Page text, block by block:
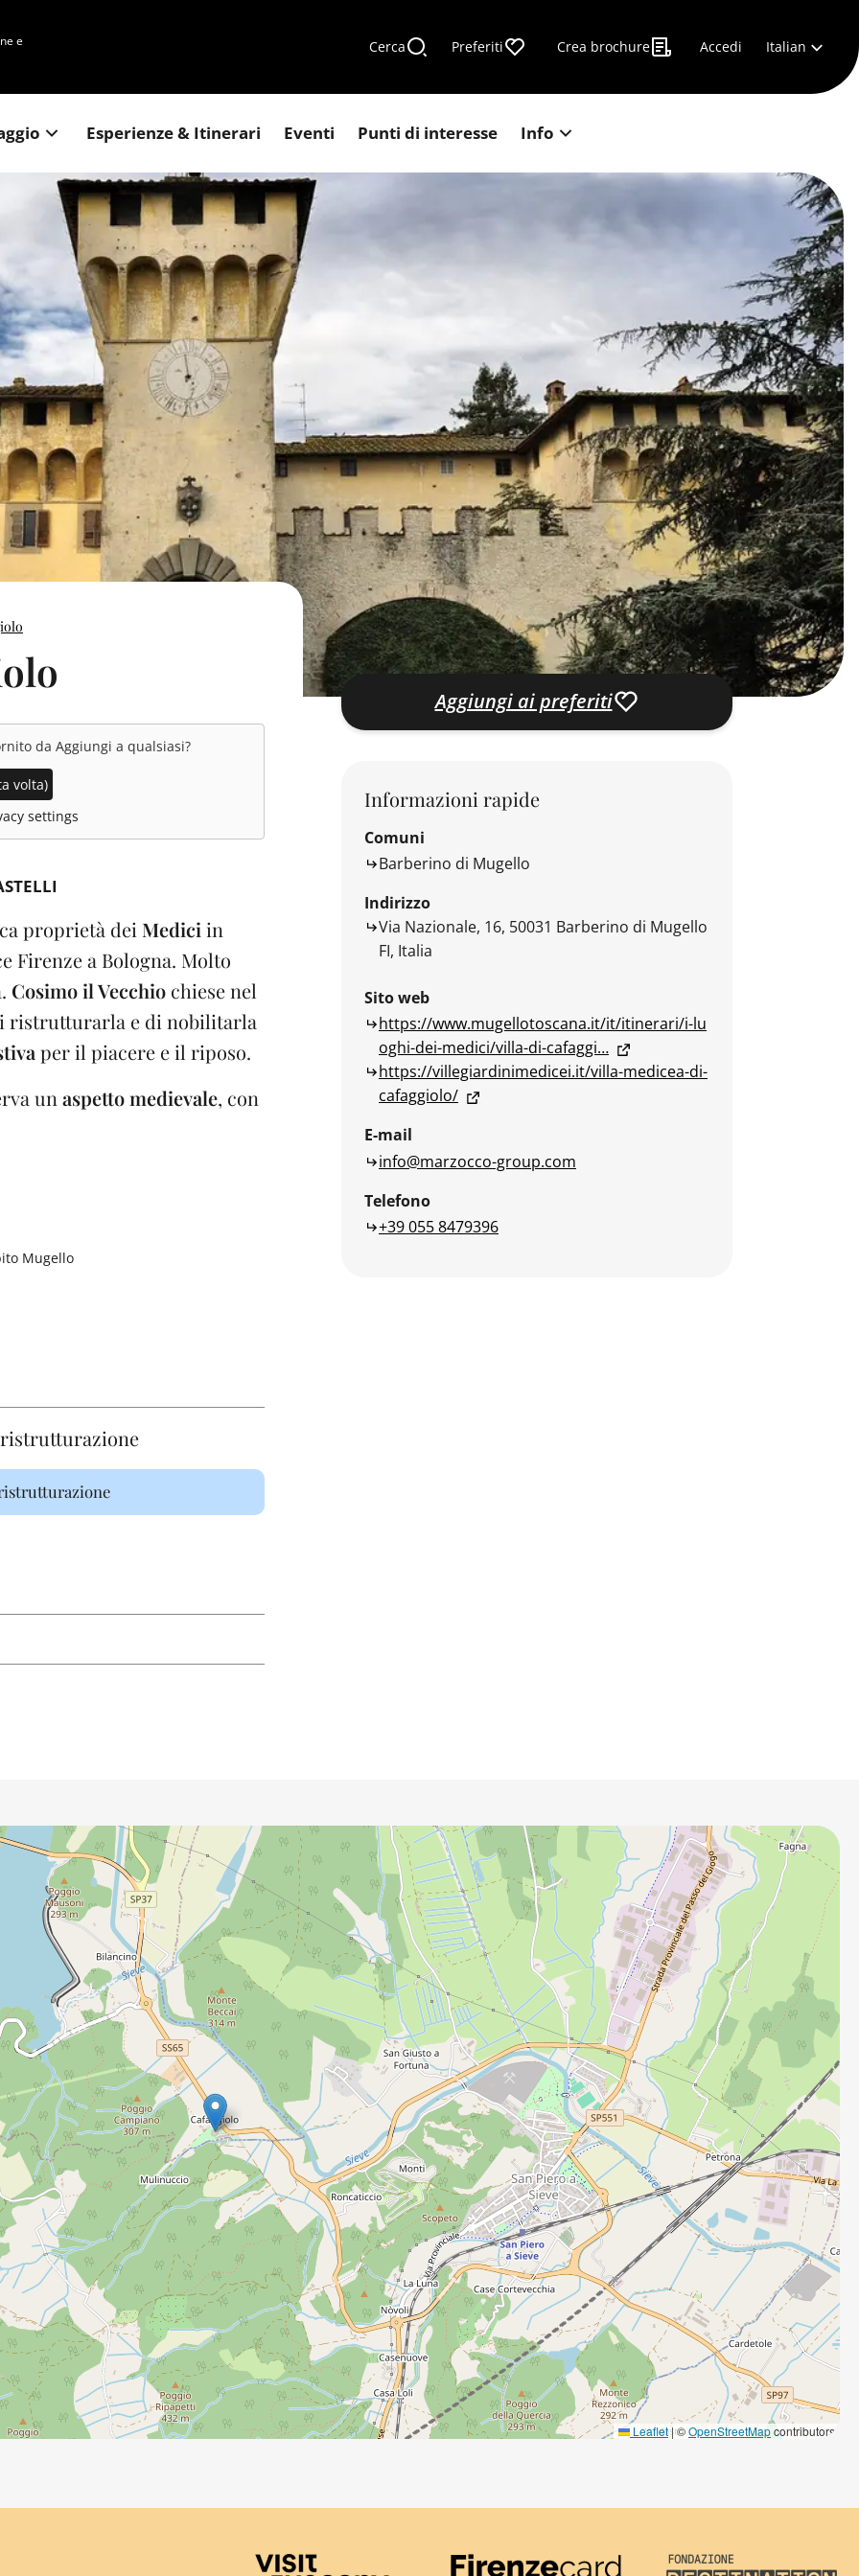
e Cerca Preferiti Crea brochure Accedi Italian
Esperienze & Itinerari Eventi Punti di interesse Info
da Aggiungi a qualsiasi?
volta)
settings
proprietà deiMediciin
Firenze a Bologna. Molto
Cosimo il Vecchio chiese nel
ristrutturarla e di nobilitarla
per il piacere e il riposo.
unaspetto medievale, con
Mugello
Aggiungi ai preferiti
Informazioni rapide
Comuni
Barberino di Mugello
Indirizzo
Via Nazionale, 16, 50031 Barberino di Mugello
FI, Italia
Sito web
https://www.mugellotoscana.it/it/itinerari/i-lu
oghi-dei-medici/villa-di-cafaggi…
https://villegiardinimedicei.it/villa-medicea-di-
cafaggiolo/
E-mail
info@marzocco-group.com
Telefono
+39 055 8479396
Leaflet|©OpenStreetMapcontributors